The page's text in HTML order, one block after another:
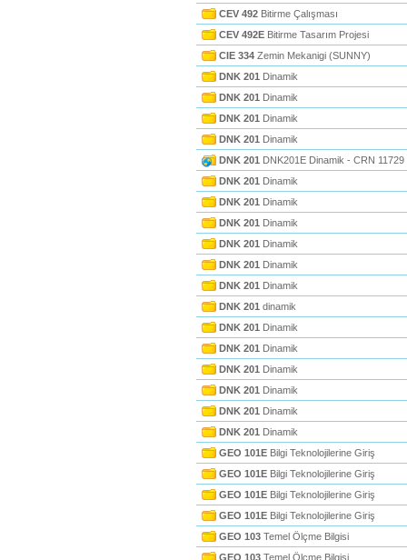
CEV 492 Bitirme Çalışması
CEV 492E Bitirme Tasarım Projesi
CIE 334 Zemin Mekanigi (SUNNY)
DNK 201 Dinamik
DNK 201 Dinamik
DNK 201 Dinamik
DNK 201 Dinamik
DNK 201 DNK201E Dinamik - CRN 11729
DNK 201 Dinamik
DNK 201 Dinamik
DNK 201 Dinamik
DNK 201 Dinamik
DNK 201 Dinamik
DNK 201 Dinamik
DNK 201 dinamik
DNK 201 Dinamik
DNK 201 Dinamik
DNK 201 Dinamik
DNK 201 Dinamik
DNK 201 Dinamik
DNK 201 Dinamik
GEO 101E Bilgi Teknolojilerine Giriş
GEO 101E Bilgi Teknolojilerine Giriş
GEO 101E Bilgi Teknolojilerine Giriş
GEO 101E Bilgi Teknolojilerine Giriş
GEO 103 Temel Ölçme Bilgisi
GEO 103 Temel Ölçme Bilgisi